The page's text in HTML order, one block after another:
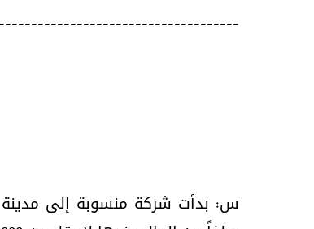
س: بدأت شركة منسوبة إلى مدينة